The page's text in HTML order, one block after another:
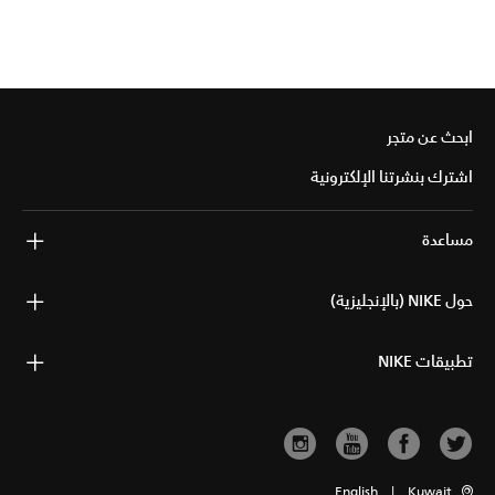
ابحث عن متجر
اشترك بنشرتنا الإلكترونية
مساعدة
حول NIKE (بالإنجليزية)
تطبيقات NIKE